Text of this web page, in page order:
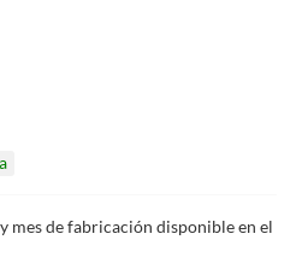
mes de fabricación disponible en el